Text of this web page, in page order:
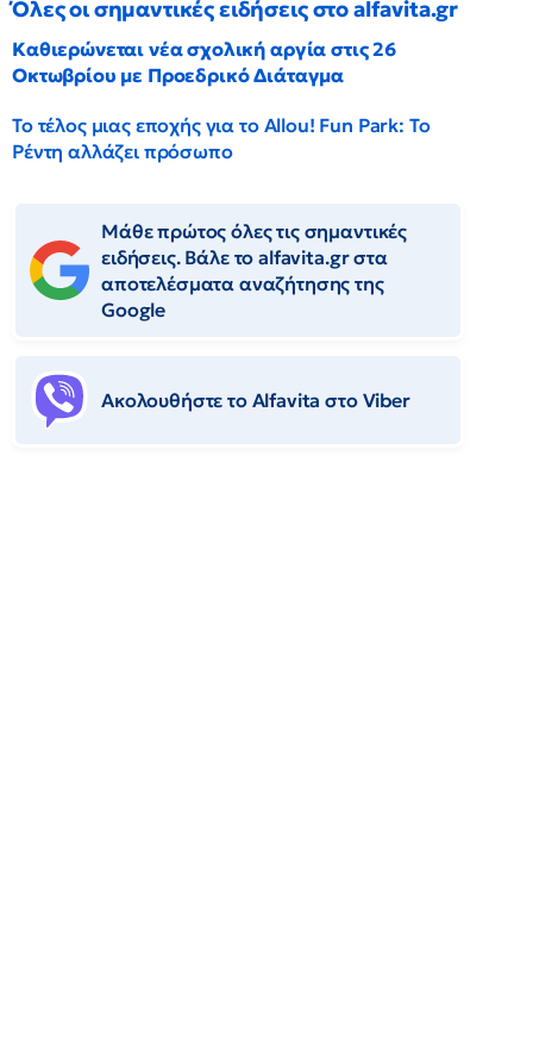
Όλες οι σημαντικές ειδήσεις στο alfavita.gr
Καθιερώνεται νέα σχολική αργία στις 26
Οκτωβρίου με Προεδρικό Διάταγμα
Το τέλος μιας εποχής για το Allou! Fun Park: Το
Ρέντη αλλάζει πρόσωπο
Μάθε πρώτος όλες τις σημαντικές
ειδήσεις. Βάλε το alfavita.gr στα
αποτελέσματα αναζήτησης της
Google
Ακολουθήστε το Αlfavita στο Viber